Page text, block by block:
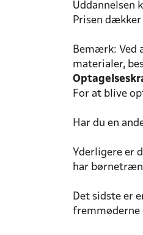
Uddannelsen
Prisen
Bemærk: Ved
materialer,
For at blive
Har du en
Yderligere er
har
Det sidste er
fremmøderne